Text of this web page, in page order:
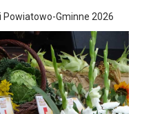
Gminne 2026